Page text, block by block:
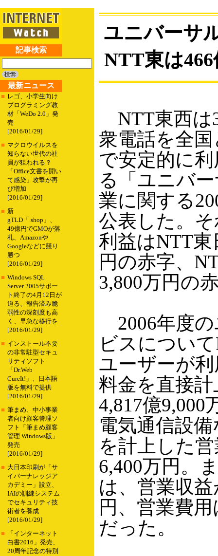
記事検索
最新ニュース
■ レゴ、小学生向け
プログラミング教
材「WeDo 2.0」発
売
[2016/01/29]
■ マクロウイルスを
知らない世代の社
員が狙われる？
「Office文書を開い
て感染」攻撃が再
び増加
[2016/01/29]
■ 新
gTLD「.shop」、
49億円でGMOが落
札、Amazonや
Googleなどに競り
勝つ
[2016/01/29]
■ Windows SQL
Server 2005サポー
ト終了の4月12日が
迫る、報告済み脆
弱性の深刻度も高
く、早急な移行を
[2016/01/29]
■ インストール不要
の非常駐型セキュ
リティソフト
「Dr.Web
CureIt!」、日本語
版を無料で提供
[2016/01/29]
■ 筆まめ、中小事業
者向け顧客管理ソ
フト「筆まめ顧客
管理 Windows版」
発売
[2016/01/29]
■ 大日本印刷が「サ
イバーナレッジア
カデミー」設立、
IAIの訓練システム
でセキュリティ技
術者を養成
[2016/01/29]
■
「インターネット
白書2016」発売、
20周年記念の特別
ユニバーサ
NTT東は
NTT東西は
衆電話を全
で安定的に
る「ユニバ
業に関する
公表した。
利益はNTT東
円の赤字、
3,800万円の
2006年度
ビスについ
ユーザーが
料金を直接
4,817億9,000
電気通信設
を計上した
6,400万円。
は、営業収益
円、営業費
だった。